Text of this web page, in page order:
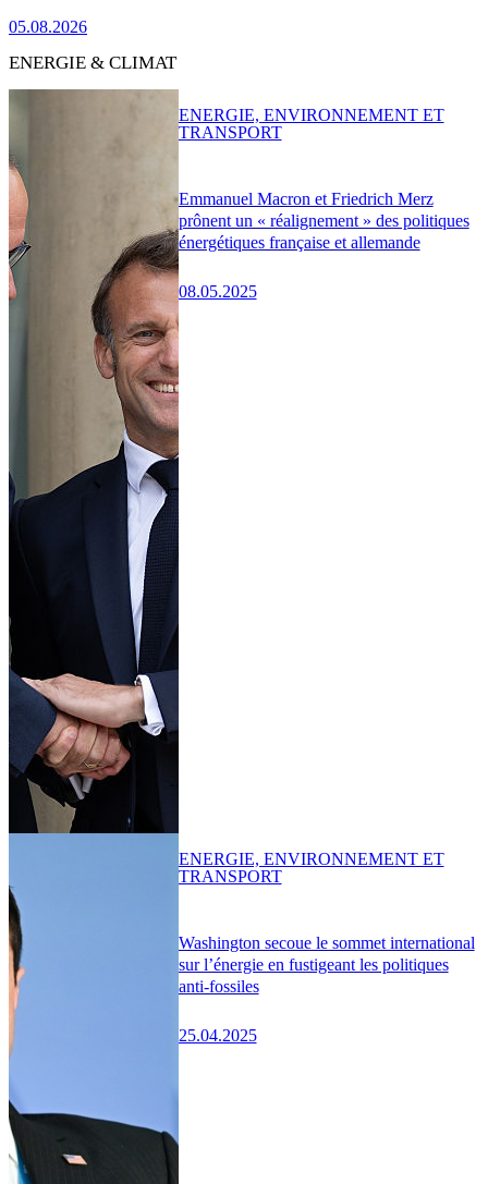
05.08.2026
ENERGIE & CLIMAT
Emmanuel Macron et Friedrich Merz
prônent un « réalignement » des politiques
énergétiques française et allemande
08.05.2025
ENERGIE, ENVIRONNEMENT ET
TRANSPORT
Washington secoue le sommet international
sur l’énergie en fustigeant les politiques
anti-fossiles
25.04.2025
ENERGIE, ENVIRONNEMENT ET
TRANSPORT